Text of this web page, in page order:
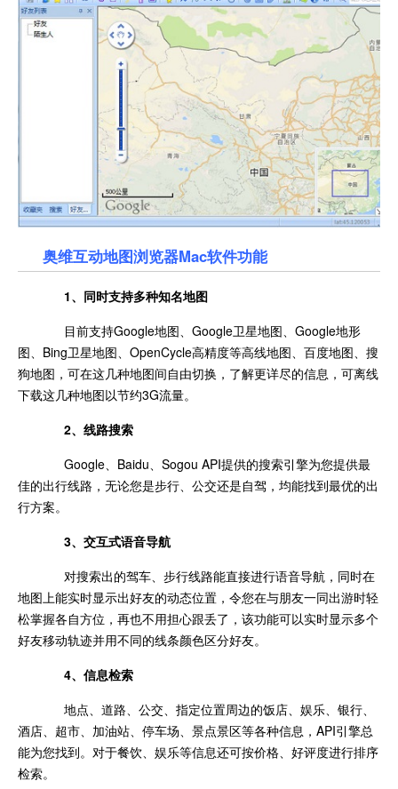
奥维互动地图浏览器Mac软件功能
1、同时支持多种知名地图
目前支持Google地图、Google卫星地图、Google地形
图、Bing卫星地图、OpenCycle高精度等高线地图、百度地图、搜
狗地图，可在这几种地图间自由切换，了解更详尽的信息，可离线
下载这几种地图以节约3G流量。
2、线路搜索
Google、Baidu、Sogou API提供的搜索引擎为您提供最
佳的出行线路，无论您是步行、公交还是自驾，均能找到最优的出
行方案。
3、交互式语音导航
对搜索出的驾车、步行线路能直接进行语音导航，同时在
地图上能实时显示出好友的动态位置，令您在与朋友一同出游时轻
松掌握各自方位，再也不用担心跟丢了，该功能可以实时显示多个
好友移动轨迹并用不同的线条颜色区分好友。
4、信息检索
地点、道路、公交、指定位置周边的饭店、娱乐、银行、
酒店、超市、加油站、停车场、景点景区等各种信息，API引擎总
能为您找到。对于餐饮、娱乐等信息还可按价格、好评度进行排序
检索。